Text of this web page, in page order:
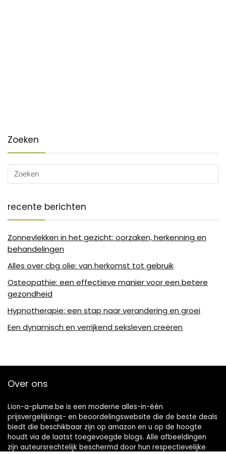
Zoeken
recente berichten
Zonnevlekken in het gezicht: oorzaken, herkenning en
behandelingen
Alles over cbg olie: van herkomst tot gebruik
Osteopathie: een effectieve manier voor een betere
gezondheid
Hypnotherapie: een stap naar verandering en groei
Een dynamisch en verrijkend seksleven creëren
Over ons
Lion-a-plume.be is een moderne alles-in-één
prijsvergelijkings- en beoordelingswebsite die de beste deals
biedt die beschikbaar zijn op amazon en u op de hoogte
houdt via de laatst toegevoegde blogs. Alle afbeeldingen
zijn auteursrechtelijk beschermd door hun respectievelijke